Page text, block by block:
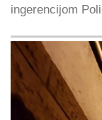
ingerencijom